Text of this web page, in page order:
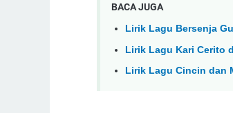
BACA JUGA
Lirik Lagu Bersenja
Lirik Lagu Kari Cerito
Lirik Lagu Cincin dan